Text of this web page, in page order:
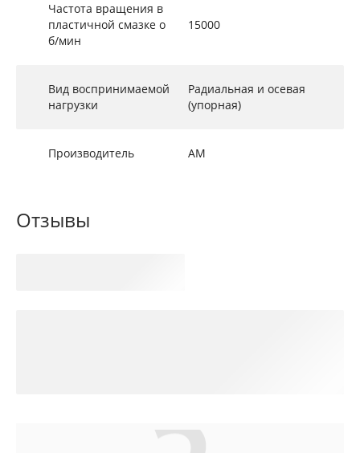
Частота вращения в
пластичной смазке о
б/мин
15000
Вид воспринимаемой
нагрузки
Радиальная и осевая
(упорная)
Производитель АМ
Отзывы